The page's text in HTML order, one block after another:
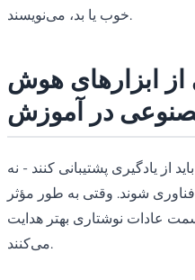
خوب یا بد، می‌نویسند.
از ابزارهای هوش
در آموزش
یادگیری پشتیبانی کنند - نه
شوند. وقتی به طور مؤثر
عادات نوشتاری بهتر هدایت
می‌کنند.